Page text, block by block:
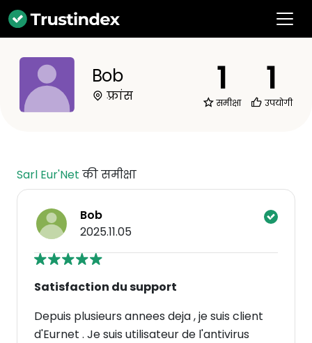
Bob
फ़्रांस 1
समीक्षा
1
उपयोगी
Sarl Eur'Net की समीक्षा
Bob
2025.11.05
Satisfaction du support
Depuis plusieurs annees deja , je suis client
d'Eurnet . Je suis utilisateur de l'antivirus